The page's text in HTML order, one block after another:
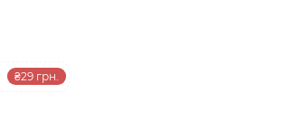
₴29 грн.